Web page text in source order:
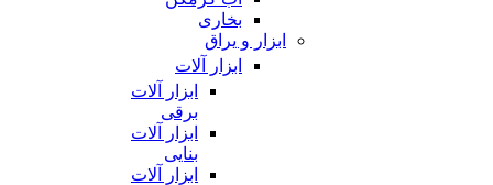
بخاری
ابزار و یراق
ابزار آلات
ابزار آلات
برقی
ابزار آلات
بنایی
ابزار آلات